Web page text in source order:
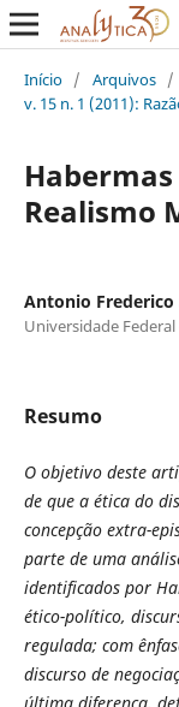
Início / Arquivos /
v. 15 n. 1 (2011):
Realismo
Antonio
Universidade
Resumo
O objetivo deste
de que a ética do
concepção extra-
parte de uma
identificados por
ético-político,
regulada; com
discurso de